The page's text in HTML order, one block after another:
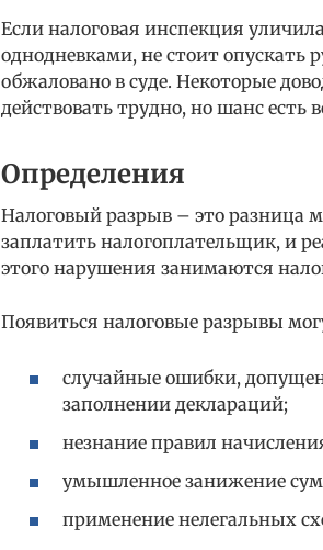
Если налоговая инспекция
однодневками, не стоит опускать
обжаловано в суде. Некоторые
действовать трудно, но шанс есть
Определения
Налоговый разрыв – это разница
заплатить налогоплательщик, и
этого нарушения занимаются
Появиться налоговые разрывы
случайные ошибки,
заполнении деклараций;
незнание правил
умышленное занижение
применение нелегальных